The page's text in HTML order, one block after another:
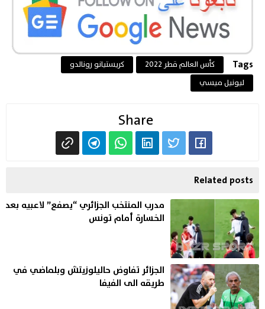
Tags كأس العالم قطر 2022
كريستيانو رونالدو
ليونيل ميسي
Share
Related posts
مدرب المنتخب الجزائري “يصفع” لاعبيه بعد
الخسارة أمام تونس
الجزائر تفاوض حاليلوزيتش وبلماضي في
طريقه الى الفيفا